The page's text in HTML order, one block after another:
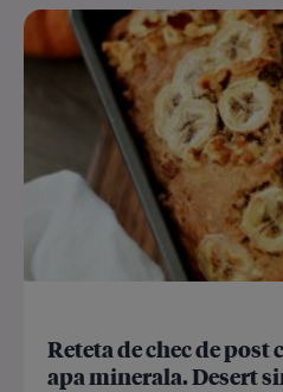
Reteta de chec de post
apa minerala. Desert